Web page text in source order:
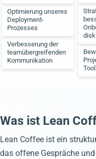
Optimierung unseres
Deployment-
Prozesses
Verbesserung der
teamübergreifenden
Kommunikation
Was ist Lean
Lean Coffee ist ein
das offene Gespräche